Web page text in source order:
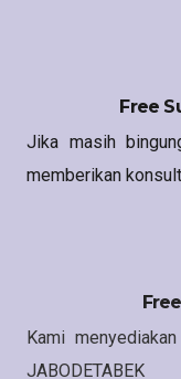
Free
Jika masih
memberikan
Kami
JABODETABEK